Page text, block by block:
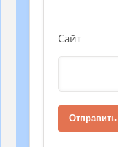
Сайт